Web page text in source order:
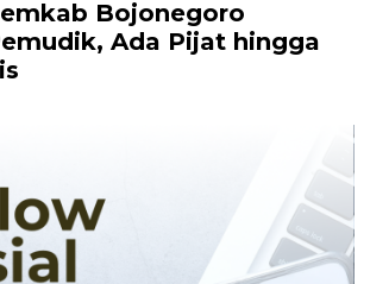
Bojonegoro
Ada Pijat hingga